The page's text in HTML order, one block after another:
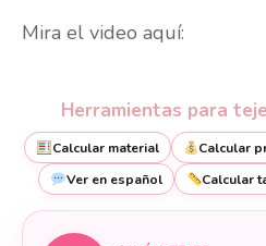
Mira el video aquí:
Herramientas para
Calcular material Calcular
Ver en español
Calcular